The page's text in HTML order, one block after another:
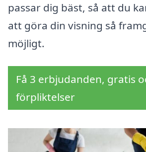
passar dig bäst, så att du
att göra din visning så
möjligt.
Få 3 erbjudanden, gratis
förpliktelser